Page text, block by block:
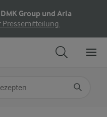
Group und Arla
Pressemitteilung.